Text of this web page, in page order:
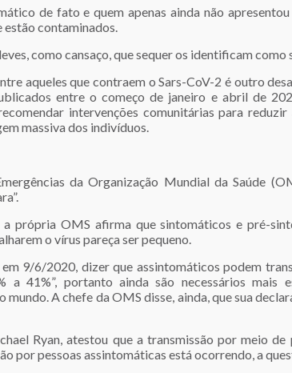
de fato e quem apenas ainda não
estão contaminados.
como cansaço, que sequer os identificam como
aqueles que contraem o Sars-CoV-2 é outro
entre o começo de janeiro e abril de
intervenções comunitárias para
massiva dos indivíduos.
da Organização Mundial da Saúde
própria OMS afirma que sintomáticos e pré-
o vírus pareça ser pequeno.
9/6/2020, dizer que assintomáticos podem
a 41%”, portanto ainda são necessários mais
A chefe da OMS disse, ainda, que sua
Ryan, atestou que a transmissão por meio de
por pessoas assintomáticas está ocorrendo, a